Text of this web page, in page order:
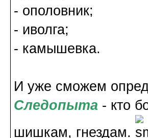
- ополовник;
- иволга;
- камышевка.
И уже сможем
Следопыта - кто
шишкам, гнездам.